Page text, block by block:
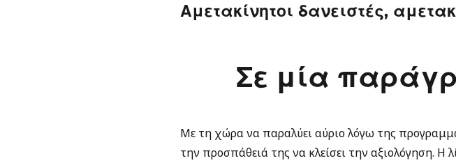
Αμετακίνητοι δανειστές,
Σε μία
Με τη χώρα να παραλύει αύριο λόγω της
την προσπάθειά της να κλείσει την αξιολόγηση. Η